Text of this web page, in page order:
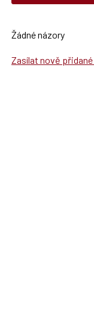
Žádné názory
Zasílat nově